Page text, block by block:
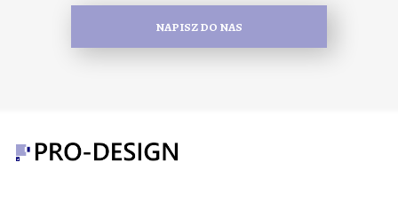
NAPISZ DO NAS